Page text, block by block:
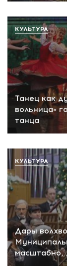
Танец как
вольница»
танца
КУЛЬТУРА
Дары
масштабно,
КУЛЬТУРА